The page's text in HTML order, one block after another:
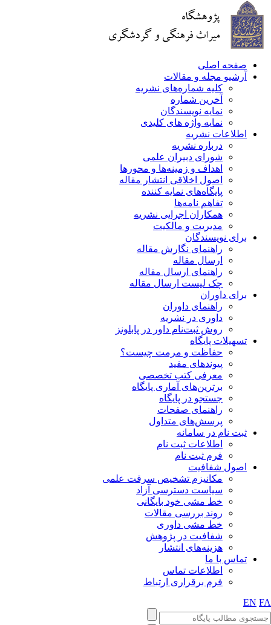
صفحه اصلی
آرشیو مجله و مقالات
کلیه شماره‌های نشریه
آخرین شماره
نمایه نویسندگان
نمایه واژه های کلیدی
اطلاعات نشریه
درباره نشریه
شورای دبیران علمی
اهداف و زمینه‌ها و محورها
اصول اخلاقی انتشار مقاله
پایگاه‌های نمایه کننده
تفاهم نامه‌ها
همکاران اجرایی نشریه
مدیریت و مالکیت
برای نویسندگان
راهنمای نگارش مقاله
ارسال مقاله
راهنمای ارسال مقاله
چک لیست ارسال مقاله
برای داوران
راهنمای داوران
داوری در نشریه
روش ثبت‌نام داور در پابلونز
تسهیلات پایگاه
حفاظت و مرمت چیست؟
پیوند‌های مفید
معرفی کتب تخصصی
برترین‌های آماری پایگاه
جستجو در پایگاه
راهنمای صفحات
پرسش‌های متداول
ثبت نام در سامانه
اطلاعات ثبت نام
فرم ثبت نام
اصول شفافیت
ﻣﮑﺎﻧﯿﺰم ﺗﺸﺨﯿﺺ ﺳﺮﻗﺖ ﻋﻠﻤﯽ
سیاست دسترسی آزاد
خط مشی خود بایگانی
روند بررسی مقالات
خط مشی داوری
شفافیت در پژوهش
هزینه‌های انتشار
تماس با ما
اطلاعات تماس
فرم برقراری ارتباط
EN